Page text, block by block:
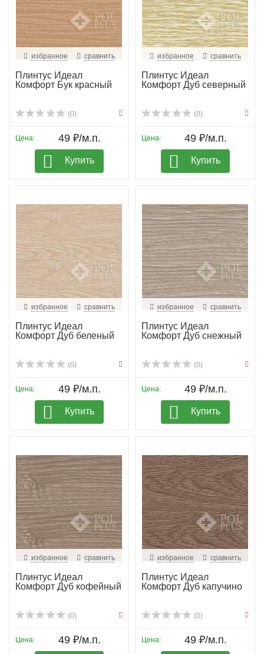
избранное сравнить
Плинтус Идеал
Комфорт Бук красный
(0)
Цена: 49 ₽/м.п.
Купить
избранное сравнить
Плинтус Идеал
Комфорт Дуб северный
(0)
Цена: 49 ₽/м.п.
Купить
избранное сравнить
Плинтус Идеал
Комфорт Дуб беленый
(0)
Цена: 49 ₽/м.п.
Купить
избранное сравнить
Плинтус Идеал
Комфорт Дуб снежный
(0)
Цена: 49 ₽/м.п.
Купить
избранное сравнить
Плинтус Идеал
Комфорт Дуб кофейный
(0)
Цена: 49 ₽/м.п.
избранное сравнить
Плинтус Идеал
Комфорт Дуб капучино
(0)
Цена: 49 ₽/м.п.